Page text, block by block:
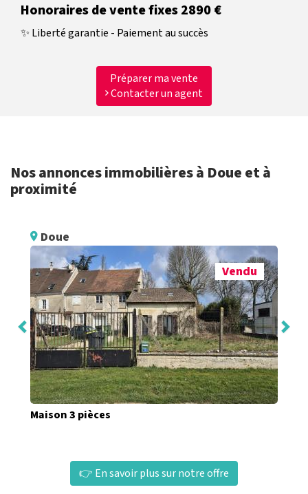
Honoraires de vente fixes 2890 €
✨ Liberté garantie - Paiement au succès
Préparer ma vente
Contacter un agent
Nos annonces immobilières à Doue et à
proximité
Doue
Vendu
Maison 3 pièces
👉 En savoir plus sur notre offre